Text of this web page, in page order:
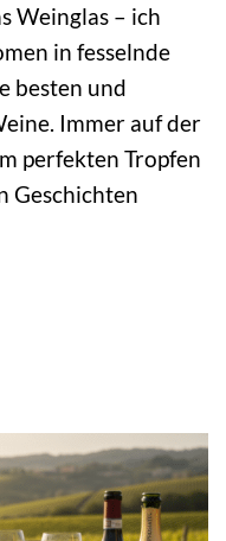
Weinglas – ich
in fesselnde
besten und
Immer auf der
perfekten Tropfen
Geschichten